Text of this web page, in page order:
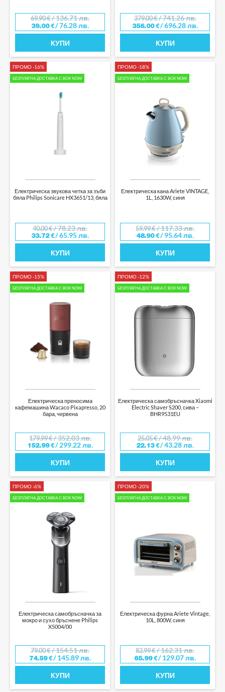
69.90€/ 136.71 лв.
39.00€/ 76.28 лв.
КУПИ
379.00€/ 741.26 лв.
356.00€/ 696.28 лв.
КУПИ
ПРОМО -16%
БЕЗПЛАТНА ДОСТАВКА С BOX NOW
Електрическа звукова четка за зъби
бяла Philips Sonicare HX3651/13, бяла
40.00€/ 78.23 лв.
33.72€/ 65.95 лв.
КУПИ
ПРОМО -18%
БЕЗПЛАТНА ДОСТАВКА С BOX NOW
Електрическа кана Ariete VINTAGE,
1L, 1630W, синя
59.99€/ 117.33 лв.
48.90€/ 95.64 лв.
КУПИ
ПРОМО -15%
БЕЗПЛАТНА ДОСТАВКА С BOX NOW
Електрическа преносима
кафемашина Wacaco Pixapresso, 20
бара, червена
179.99€/ 352.03 лв.
152.99€/ 299.22 лв.
КУПИ
ПРОМО -12%
БЕЗПЛАТНА ДОСТАВКА С BOX NOW
Електрическа самобръсначка Xiaomi
Electric Shaver S200, сива –
BHR9531EU
25.05€/ 48.99 лв.
22.13€/ 43.28 лв.
КУПИ
ПРОМО -6%
БЕЗПЛАТНА ДОСТАВКА С BOX NOW
Електрическа самобръсначка за
мокро и сухо бръснене Philips
X5004/00
79.00€/ 154.51 лв.
74.59€/ 145.89 лв.
КУПИ
ПРОМО -20%
БЕЗПЛАТНА ДОСТАВКА С BOX NOW
Електрическа фурна Ariete Vintage,
10L, 800W, синя
82.99€/ 162.31 лв.
65.99€/ 129.07 лв.
КУПИ